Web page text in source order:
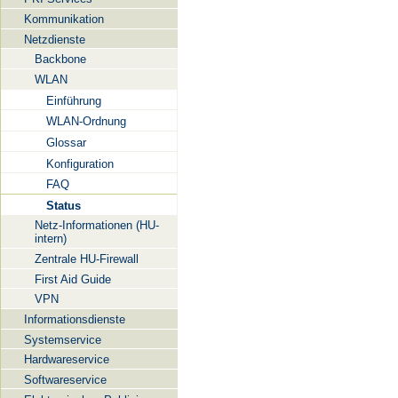
Kommunikation
Netzdienste
Backbone
WLAN
Einführung
WLAN-Ordnung
Glossar
Konfiguration
FAQ
Status
Netz-Informationen (HU-
intern)
Zentrale HU-Firewall
First Aid Guide
VPN
Informationsdienste
Systemservice
Hardwareservice
Softwareservice